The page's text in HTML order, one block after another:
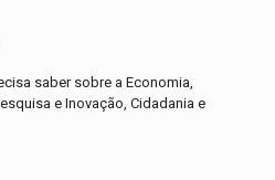
saber sobre a Economia,
e Inovação, Cidadania e